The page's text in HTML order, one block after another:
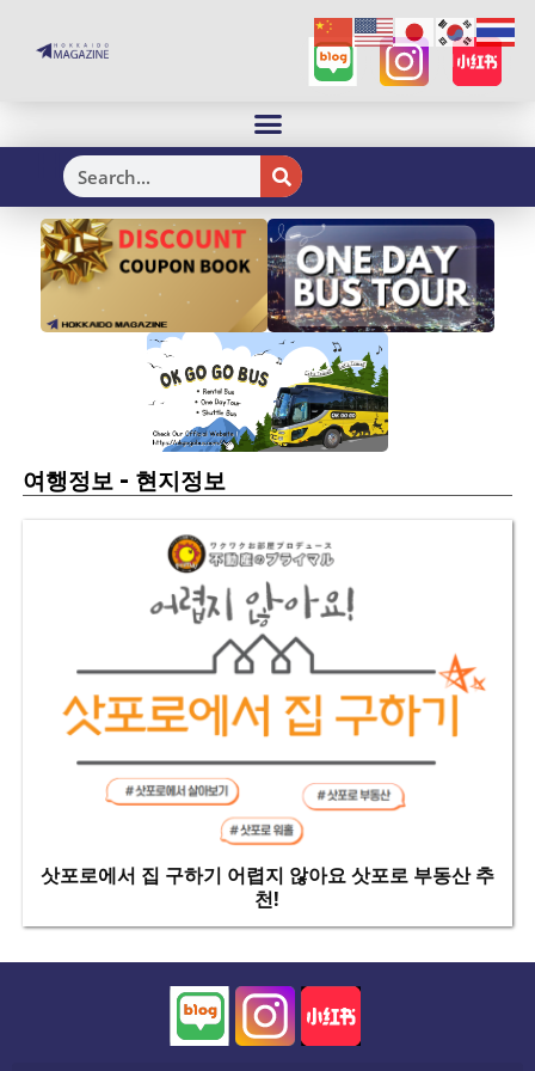
H
여행정보- 현지정보
삿포로에서 집 구하기 어렵지 않아요 삿포로 부동산 추
천!